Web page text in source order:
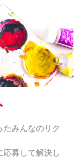
たみんなのリク
応募して解決し